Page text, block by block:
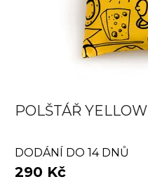
POLŠTÁŘ YELLOW
DODÁNÍ DO 14 DNŮ
290 Kč